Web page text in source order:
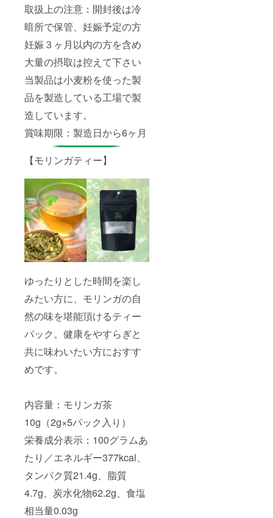
取扱上の注意：開封後は冷
暗所で保管、妊娠予定の方
妊娠３ヶ月以内の方を含め
大量の摂取は控えて下さい
当製品は小麦粉を使った製
品を製造している工場で製
造しています。
賞味期限：製造日から6ヶ月
【モリンガティー】
ゆったりとした時間を楽し
みたい方に、モリンガの自
然の味を堪能頂けるティー
パック。健康をやすらぎと
共に味わいたい方におすす
めです。
内容量：モリンガ茶
10g（2g×5パック入り）
栄養成分表示：100グラムあ
たり／エネルギー377kcal、
タンパク質21.4g、脂質
4.7g、炭水化物62.2g、食塩
相当量0.03g